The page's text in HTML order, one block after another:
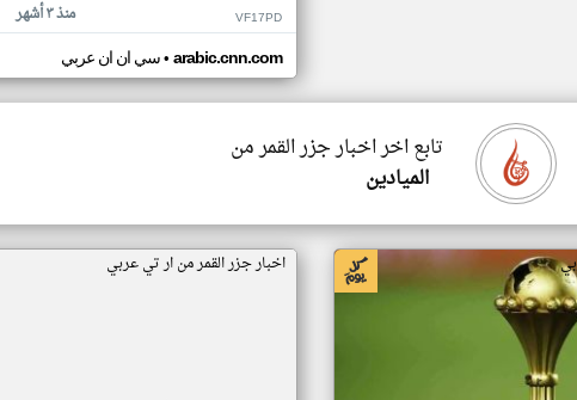
منذ ٣ أشهر VF17PD
سي ان ان عربي• arabic.cnn.com
تابع اخر اخبار جزر القمر من
الميادين
اخبار جزر القمر من ار تي عربي